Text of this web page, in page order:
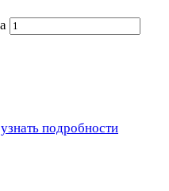
подробности